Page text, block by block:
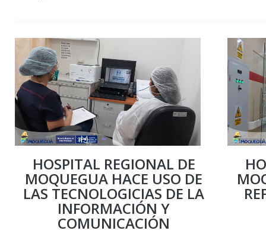
HOSPITAL REGIONAL DE
MOQUEGUA HACE USO DE
LAS TECNOLOGICIAS DE LA
INFORMACIÓN Y
COMUNICACIÓN